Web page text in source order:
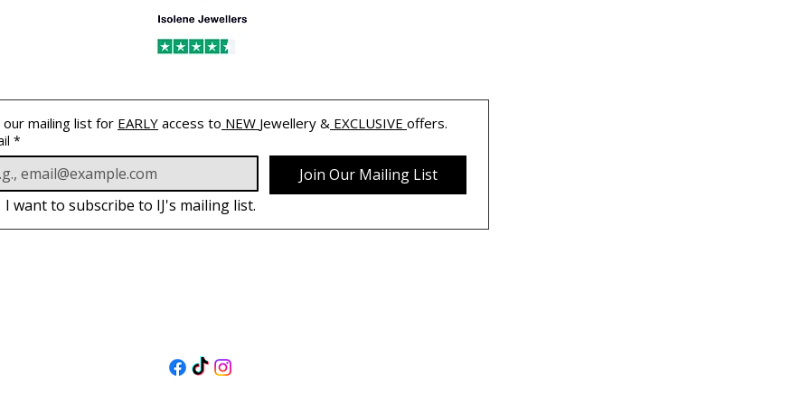
our mailing list for EARLY access to NEW Jewellery & EXCLUSIVE offers.
*
Join Our Mailing List
I want to subscribe to IJ's mailing list.